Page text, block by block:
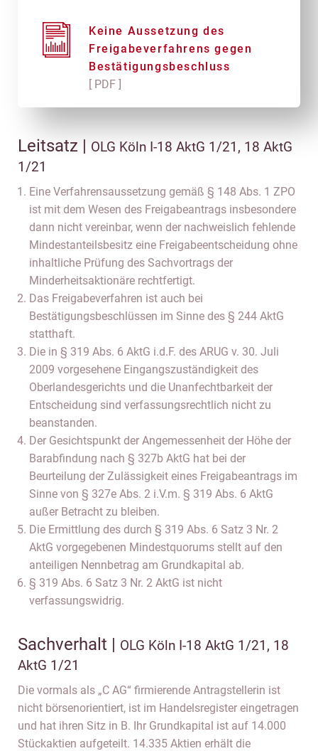
Keine Aussetzung des
Freigabeverfahrens gegen
Bestätigungsbeschluss
[ PDF ]
Leitsatz | OLG Köln I-18 AktG 1/21, 18 AktG
1/21
Eine Verfahrensaussetzung gemäß § 148 Abs. 1 ZPO
ist mit dem Wesen des Freigabeantrags insbesondere
dann nicht vereinbar, wenn der nachweislich fehlende
Mindestanteilsbesitz eine Freigabeentscheidung ohne
inhaltliche Prüfung des Sachvortrags der
Minderheitsaktionäre rechtfertigt.
Das Freigabeverfahren ist auch bei
Bestätigungsbeschlüssen im Sinne des § 244 AktG
statthaft.
Die in § 319 Abs. 6 AktG i.d.F. des ARUG v. 30. Juli
2009 vorgesehene Eingangszuständigkeit des
Oberlandesgerichts und die Unanfechtbarkeit der
Entscheidung sind verfassungsrechtlich nicht zu
beanstanden.
Der Gesichtspunkt der Angemessenheit der Höhe der
Barabfindung nach § 327b AktG hat bei der
Beurteilung der Zulässigkeit eines Freigabeantrags im
Sinne von § 327e Abs. 2 i.V.m. § 319 Abs. 6 AktG
außer Betracht zu bleiben.
Die Ermittlung des durch § 319 Abs. 6 Satz 3 Nr. 2
AktG vorgegebenen Mindestquorums stellt auf den
anteiligen Nennbetrag am Grundkapital ab.
§ 319 Abs. 6 Satz 3 Nr. 2 AktG ist nicht
verfassungswidrig.
Sachverhalt | OLG Köln I-18 AktG 1/21, 18
AktG 1/21
Die vormals als „C AG“ firmierende Antragstellerin ist
nicht börsenorientiert, ist im Handelsregister eingetragen
und hat ihren Sitz in B. Ihr Grundkapital ist auf 14.000
Stückaktien aufgeteilt. 14.335 Aktien erhält die